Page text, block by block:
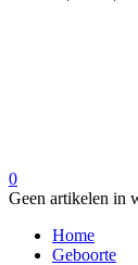
0
Geen artikelen in
Home
Geboorte